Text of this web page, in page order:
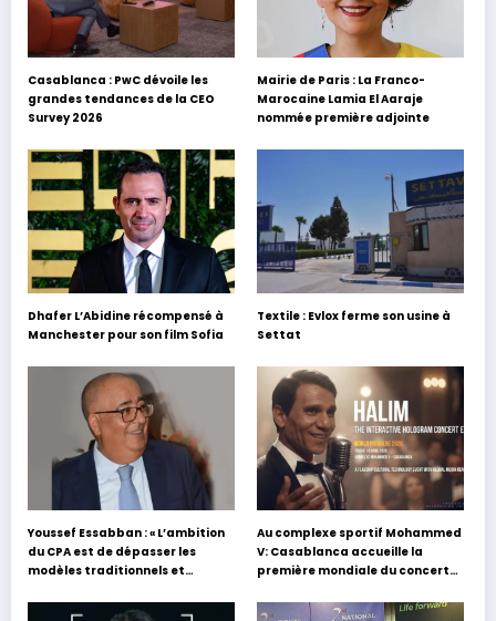
Casablanca : PwC dévoile les
grandes tendances de la CEO
Survey 2026
Mairie de Paris : La Franco-
Marocaine Lamia El Aaraje
nommée première adjointe
Dhafer L’Abidine récompensé à
Manchester pour son film Sofia
Textile : Evlox ferme son usine à
Settat
Youssef Essabban : « L’ambition
du CPA est de dépasser les
modèles traditionnels et
s’appuyant sur le partage des
Au complexe sportif Mohammed
V: Casablanca accueille la
première mondiale du concert
Hafez